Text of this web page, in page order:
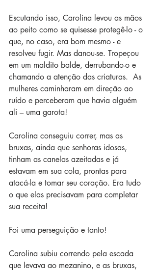
Escutando isso, Carolina levou as mãos
ao peito como se quisesse protegê-lo - o
que, no caso, era bom mesmo - e
resolveu fugir. Mas danou-se. Tropeçou
em um maldito balde, derrubando-o e
chamando a atenção das criaturas.  As
mulheres caminharam em direção ao
ruído e perceberam que havia alguém
ali – uma garota!
Carolina conseguiu correr, mas as
bruxas, ainda que senhoras idosas,
tinham as canelas azeitadas e já
estavam em sua cola, prontas para
atacá-la e tomar seu coração. Era tudo
o que elas precisavam para completar
sua receita!
Foi uma perseguição e tanto!
Carolina subiu correndo pela escada
que levava ao mezanino, e as bruxas,